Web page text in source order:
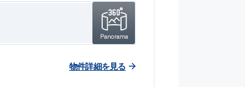
物件詳細を見る